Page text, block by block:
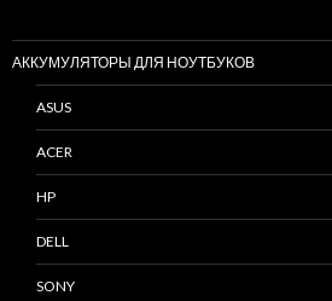
АККУМУЛЯТОРЫ ДЛЯ НОУТБУКОВ
ASUS
ACER
HP
DELL
SONY